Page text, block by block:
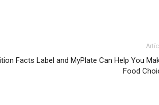
Facts Label and MyPlate Can Help You
Food